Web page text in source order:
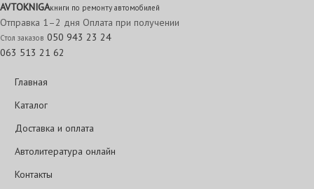
AVTOKNIGAкниги по ремонту автомобилей
Отправка 1–2 дня Оплата при получении
Стол заказов 050 943 23 24
063 513 21 62
Главная
Каталог
Доставка и оплата
Автолитература онлайн
Контакты